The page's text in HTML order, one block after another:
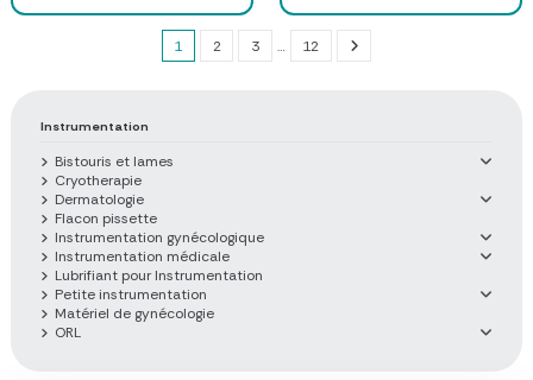
1 2 3 … 12
Instrumentation
Bistouris et lames
Cryotherapie
Dermatologie
Flacon pissette
Instrumentation gynécologique
Instrumentation médicale
Lubrifiant pour Instrumentation
Petite instrumentation
Matériel de gynécologie
ORL